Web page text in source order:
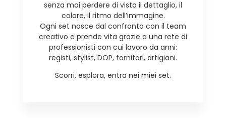
senza mai perdere di vista il dettaglio, il
colore, il ritmo dell’immagine.
Ogni set nasce dal confronto con il team
creativo e prende vita grazie a una rete di
professionisti con cui lavoro da anni:
registi, stylist, DOP, fornitori, artigiani.
Scorri, esplora, entra nei miei set.